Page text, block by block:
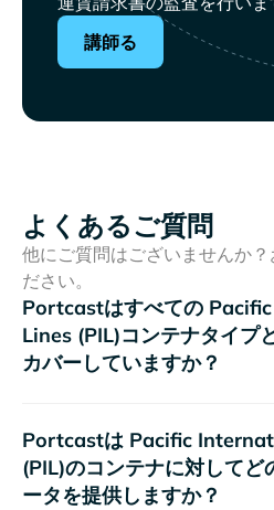
講師る
よくあるご質問
他にご質問はございませんか？
ださい。
Portcastはすべての
コンテナタイプ
カバーしていますか？
Portcastは
のコンテナに対してど
ータを提供しますか？